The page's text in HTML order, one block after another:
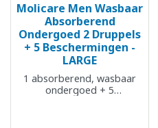
Molicare Men Wasbaar
Absorberend
Ondergoed 2 Druppels
+ 5 Beschermingen -
LARGE
1 absorberend, wasbaar
ondergoed + 5